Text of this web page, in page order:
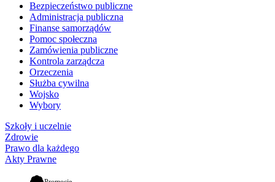
Bezpieczeństwo publiczne
Administracja publiczna
Finanse samorządów
Pomoc społeczna
Zamówienia publiczne
Kontrola zarządcza
Orzeczenia
Służba cywilna
Wojsko
Wybory
Szkoły i uczelnie
Zdrowie
Prawo dla każdego
Akty Prawne